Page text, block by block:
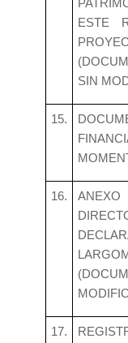
ESTE
SIN
15.
16.
17.